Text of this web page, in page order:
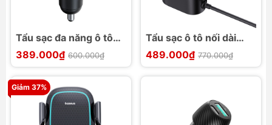
Tẩu sạc đa năng ô tô
Baseus S-09 Pro
Series Car FM
Transmitter
389.000₫ 600.000₫
Tẩu sạc ô tô nối dài
Baseus Car Cigarette
Lighter 30W
489.000₫ 770.000₫
Giảm 37%